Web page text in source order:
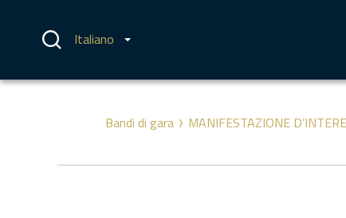
contenuto Italiano
Bandi di gara MANIFESTAZIONE